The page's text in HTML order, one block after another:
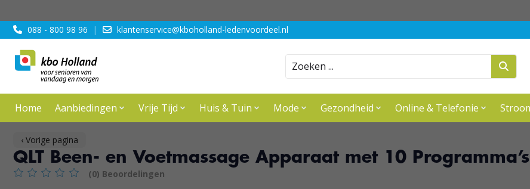
088 - 800 98 96 | klantenservice@kboholland-ledenvoordeel.nl
Zoeken
Home Aanbiedingen Vrije Tijd Huis & Tuin Mode Gezondheid Online & Telefonie
‹ Vorige pagina
QLT Been- en Voetmassage Apparaat met 10
De beoordeling van dit product is0van de 5
(0) Beoordelingen